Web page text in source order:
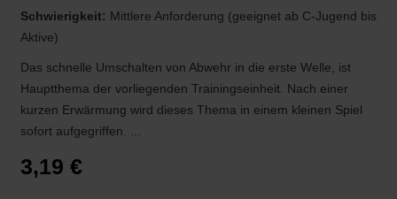
Schwierigkeit: Mittlere Anforderung (geeignet ab C-Jugend bis
Aktive)
Das schnelle Umschalten von Abwehr in die erste Welle, ist
Hauptthema der vorliegenden Trainingseinheit. Nach einer
kurzen Erwärmung wird dieses Thema in einem kleinen Spiel
sofort aufgegriffen. ...
3,19 €